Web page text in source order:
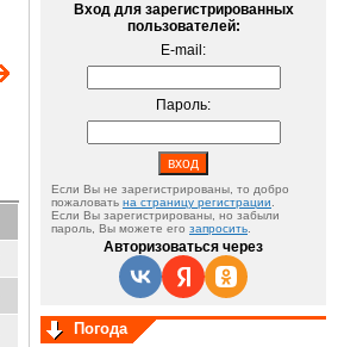
Вход для зарегистрированных
пользователей:
E-mail:
Пароль:
Если Вы не зарегистрированы, то добро
пожаловать на страницу регистрации
Если Вы зарегистрированы, но забыли
пароль, Вы можете его запросить
Авторизоваться через
Погода